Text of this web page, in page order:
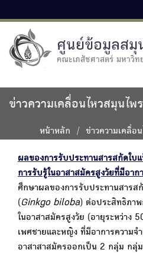
ศูนย์ข้อมูลสมุ
คณะเภสัชศาสตร์ มหาวิท
ข่าวความเคลื่อนไหวสมุนไพร
หน้าหลัก ข่าวความเคลื่อ
ผลของการรับประทานสารสกัดใบ
การรับรู้ในอาสาสมัครสูงวัยที่มีอาก
ศึกษาผลของการรับประทานสารส
(Ginkgo biloba) ต่อประสิทธิภาพ
ในอาสาสมัครสูงวัย (อายุระหว่าง
เพศชายและหญิง ที่มีอาการความจ
อาสาสาสมัครออกเป็น 2 กลุ่ม กลุ่